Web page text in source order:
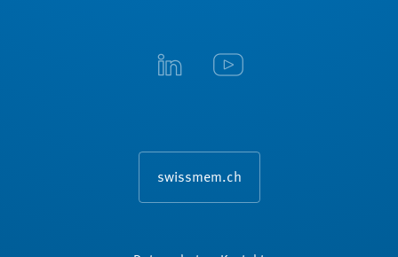
swissmem.ch